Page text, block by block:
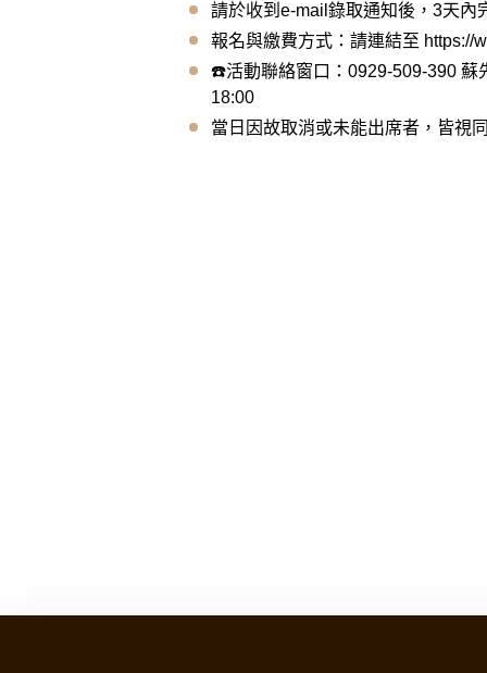
請於收到e-mail錄取通知後，3天內
報名與繳費方式：請連結至 https://
☎️活動聯絡窗口：0929-509-390 蘇
18:00
當日因故取消或未能出席者，皆視